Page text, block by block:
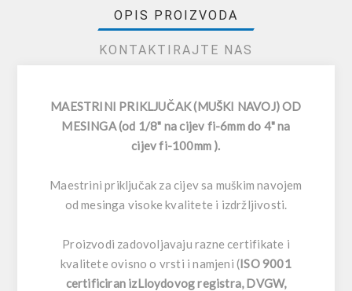
OPIS PROIZVODA
KONTAKTIRAJTE NAS
MAESTRINI PRIKLJUČAK (MUŠKI NAVOJ) OD
MESINGA (od 1/8" na cijev fi-6mm do 4" na
cijev fi-100mm ).
Maestrini priključak za cijev sa muškim navojem
od mesinga visoke kvalitete i izdržljivosti.
Proizvodi zadovoljavaju razne certifikate i
kvalitete ovisno o vrsti i namjeni (ISO 9001
certificiran izLloydovog registra, DVGW,